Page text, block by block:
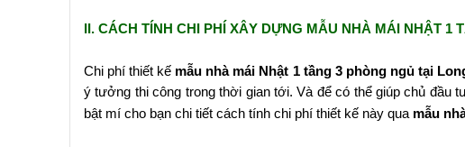
II. CÁCH TÍNH CHI PHÍ XÂY DỰNG MẪU NHÀ MÁI NHẬT 1
Chi phí thiết kế mẫu nhà mái Nhật 1 tầng 3 phòng ngủ tại
ý tưởng thi công trong thời gian tới. Và để có thể giúp chủ đầu
bật mí cho bạn chi tiết cách tính chi phí thiết kế này qua mẫu